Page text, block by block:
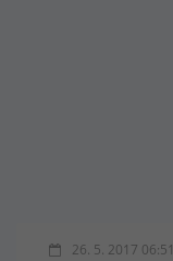
26. 5. 2017 06:51